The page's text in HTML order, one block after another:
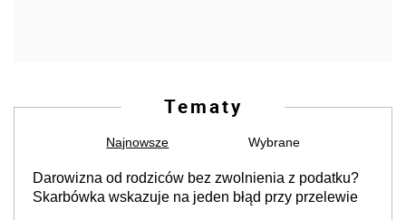
Tematy
Najnowsze Wybrane
Darowizna od rodziców bez zwolnienia z podatku?
Skarbówka wskazuje na jeden błąd przy przelewie